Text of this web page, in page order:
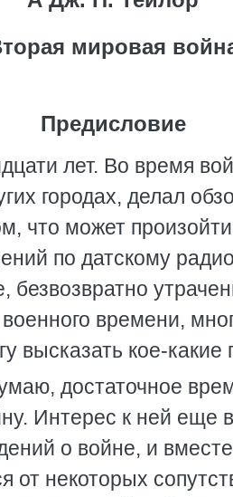
мировая
Предисловие
лет. Во время
городах, делал
что может
по датскому
времени,
высказать кое-
достаточное
Интерес к ней еще
о войне, и
от некоторых